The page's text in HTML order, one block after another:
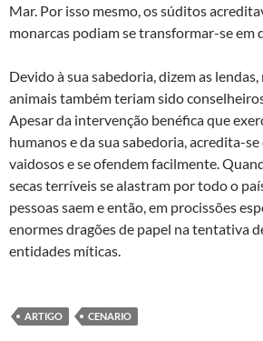
Mar. Por isso mesmo, os súditos
monarcas podiam se transformar-se em
Devido à sua sabedoria, dizem as
animais também teriam sido
Apesar da intervenção benéfica que
humanos e da sua sabedoria, acredita-
vaidosos e se ofendem facilmente.
secas terríveis se alastram por todo o
pessoas saem e então, em procissões
enormes dragões de papel na tentativa
entidades míticas.
ARTIGO CENARIO